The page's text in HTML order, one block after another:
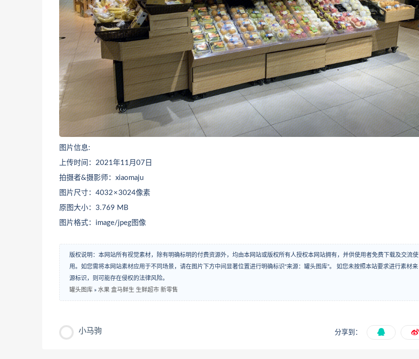
图片信息:
上传时间：2021年11月07日
拍摄者&摄影师：xiaomaju
图片尺寸：4032 × 3024像素
原图大小：3.769 MB
图片格式：image/jpeg图像
版权说明：本网站所有视觉素材，除有明确标明的付费资源外，均由本网站或版权所有人授权本网站拥有，并供使用者免费下载及交流使
用。如您需将本网站素材应用于不同场景，请在图片下方中间显著位置进行明确标识“来源：罐头图库”。 如您未按照本站要求进行素材来
源标识，则可能存在侵权的法律风险。
罐头图库 » 水果 盒马鲜生 生鲜超市 新零售
小马驹 分享到：